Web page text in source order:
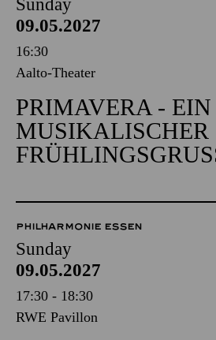
Sunday
09.05.2027
16:30
Aalto-Theater
PRIMAVERA - EIN
MUSIKALISCHER
FRÜHLINGSGRUSS
PHILHARMONIE ESSEN
Sunday
09.05.2027
17:30 - 18:30
RWE Pavillon